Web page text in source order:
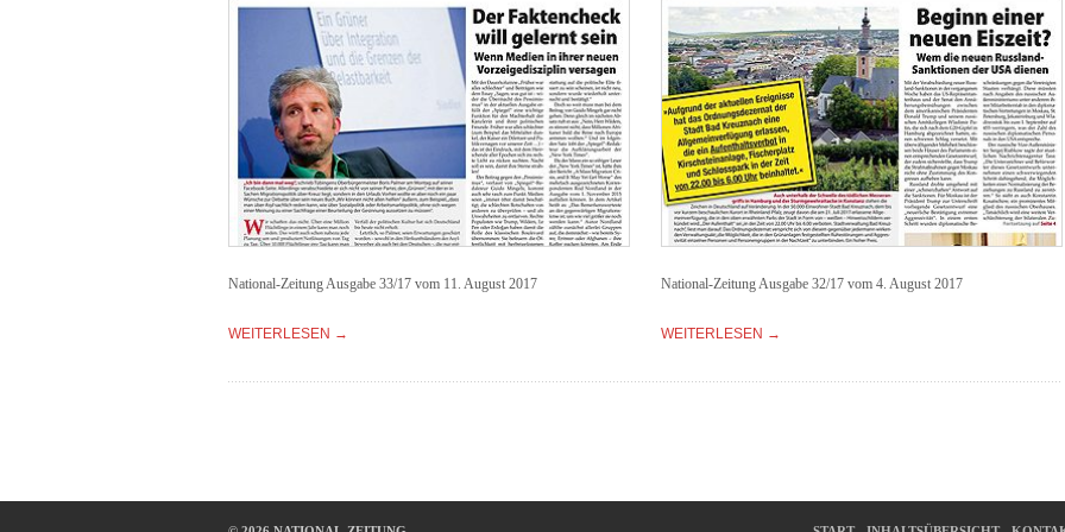
National-Zeitung Ausgabe 33/17 vom 11. August 2017
WEITERLESEN →
National-Zeitung Ausgabe 32/17 vom 4. August 2017
WEITERLESEN →